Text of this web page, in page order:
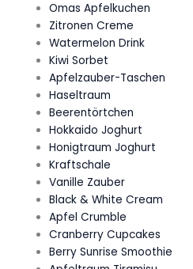
Omas Apfelkuchen
Zitronen Creme
Watermelon Drink
Kiwi Sorbet
Apfelzauber-Taschen
Haseltraum
Beerentörtchen
Hokkaido Joghurt
Honigtraum Joghurt
Kraftschale
Vanille Zauber
Black & White Cream
Apfel Crumble
Cranberry Cupcakes
Berry Sunrise Smoothie